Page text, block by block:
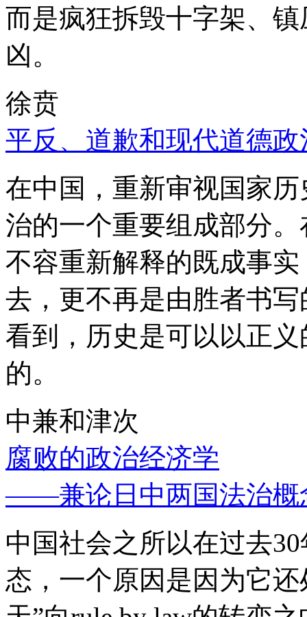
而是疯狂拆毁十字架、
凶。
徐贲
平反、道歉和现代道德政
在中国，重新审视国家
治的一个重要组成部分
不容重新解释的既成事
去，更不再是由胜者书
看到，历史是可以以正
的。
中兼和津次
腐败的政治经济学
——兼论日中两国法治概
中国社会之所以在过去
态，一个原因是因为它